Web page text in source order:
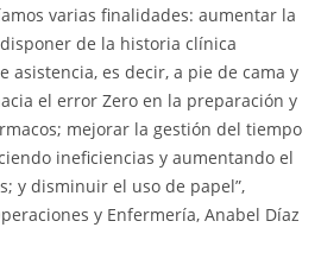
varias finalidades: aumentar la
de la historia clínica
asistencia, es decir, a pie de cama y
el error Zero en la preparación y
mejorar la gestión del tiempo
ineficiencias y aumentando el
y disminuir el uso de papel”,
y Enfermería, Anabel Díaz